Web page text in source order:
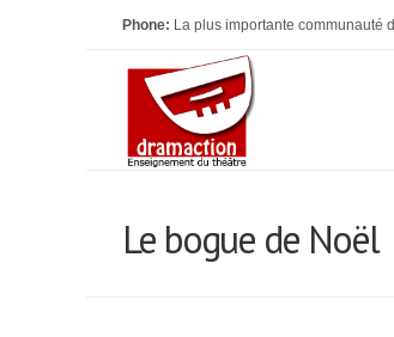
Phone: La plus importante communauté
Le bogue de Noël